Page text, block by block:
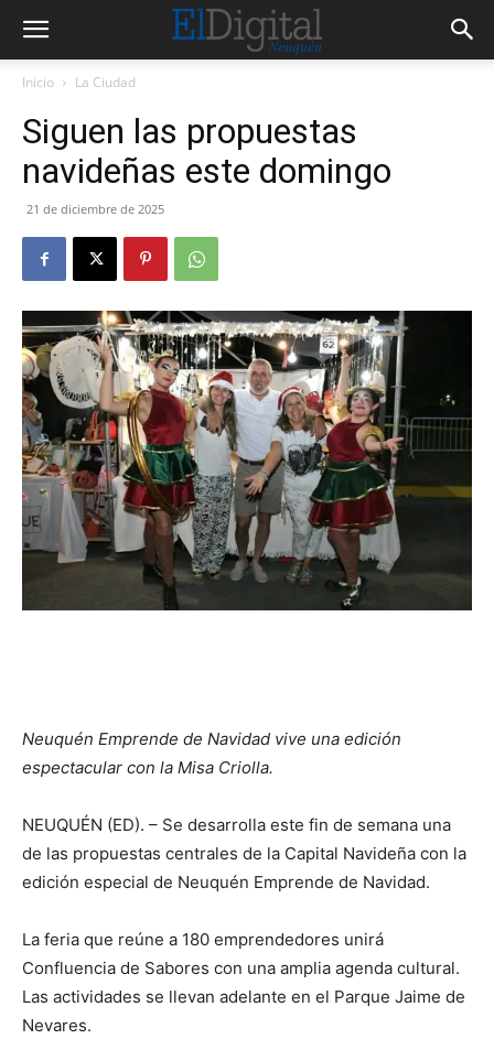
Inicio La Ciudad
Siguen las propuestas
navideñas este domingo
21 de diciembre de 2025
Neuquén Emprende de Navidad vive una edición
espectacular con la Misa Criolla.
NEUQUÉN (ED). – Se desarrolla este fin de semana una
de las propuestas centrales de la Capital Navideña con la
edición especial de Neuquén Emprende de Navidad.
La feria que reúne a 180 emprendedores unirá
Confluencia de Sabores con una amplia agenda cultural.
Las actividades se llevan adelante en el Parque Jaime de
Nevares.